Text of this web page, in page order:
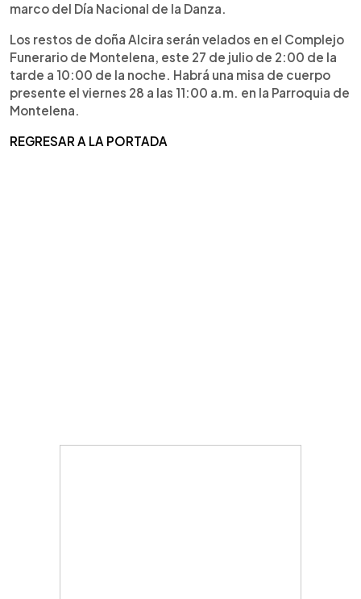
marco del Día Nacional de la Danza.
Los restos de doña Alcira serán velados en el Complejo
Funerario de Montelena, este 27 de julio de 2:00 de la
tarde a 10:00 de la noche. Habrá una misa de cuerpo
presente el viernes 28 a las 11:00 a.m. en la Parroquia de
Montelena.
REGRESAR A LA PORTADA